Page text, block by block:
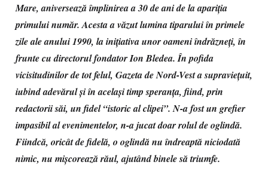
Mare, aniversează împlinirea a 30 de ani de la apariţia
primului număr. Acesta a văzut lumina tiparului în primele
zile ale anului 1990, la iniţiativa unor oameni îndrăzneţi, în
frunte cu directorul fondator Ion Bledea. În pofida
vicisitudinilor de tot felul, Gazeta de Nord-Vest a supravieţuit,
iubind adevărul şi în acelaşi timp speranţa, fiind, prin
redactorii săi, un fidel “istoric al clipei”. N-a fost un grefier
impasibil al evenimentelor, n-a jucat doar rolul de oglindă.
Fiindcă, oricât de fidelă, o oglindă nu îndreaptă niciodată
nimic, nu mişcorează răul, ajutând binele să triumfe.